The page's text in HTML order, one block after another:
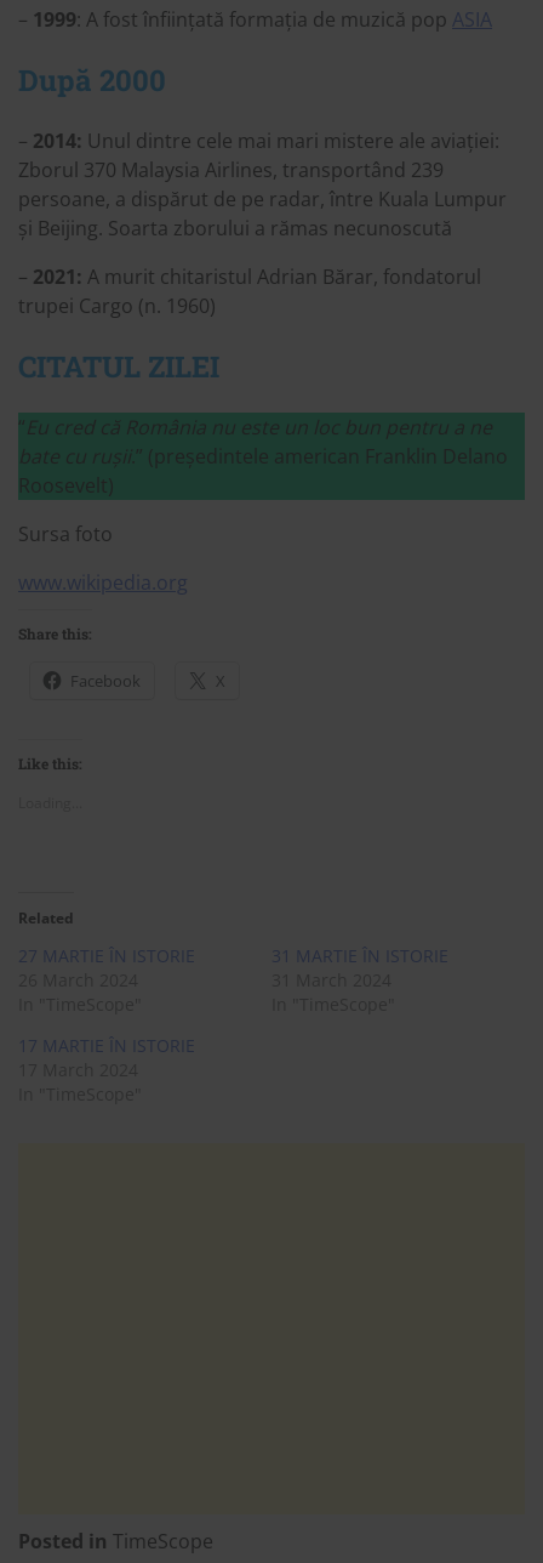
– 1999: A fost înființată formația de muzică pop ASIA
După 2000
– 2014: Unul dintre cele mai mari mistere ale aviației:
Zborul 370 Malaysia Airlines, transportând 239
persoane, a dispărut de pe radar, între Kuala Lumpur
și Beijing. Soarta zborului a rămas necunoscută
– 2021: A murit chitaristul Adrian Bărar, fondatorul
trupei Cargo (n. 1960)
CITATUL ZILEI
“Eu cred că România nu este un loc bun pentru a ne
bate cu rușii .” (președintele american Franklin Delano
Roosevelt)
Sursa foto
www.wikipedia.org
Share this:
Facebook X
Like this:
Related
27 MARTIE ÎN ISTORIE
31 MARTIE ÎN ISTORIE
17 MARTIE ÎN ISTORIE
Posted in TimeScope